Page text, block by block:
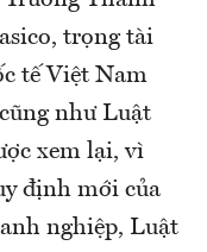
trọng tài
tế Việt Nam
như Luật
xem lại, vì
định mới của
nghiệp, Luật